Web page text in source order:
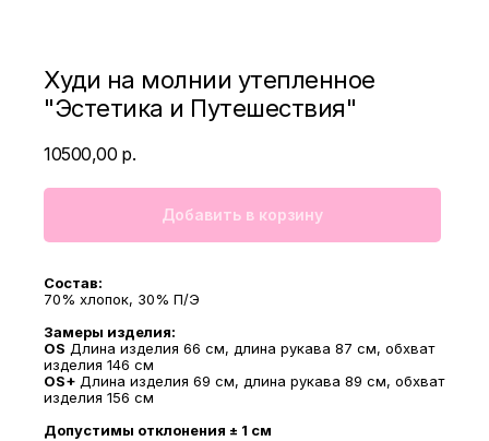
Худи на молнии утепленное
"Эстетика и Путешествия"
10500,00 р.
Добавить в корзину
Состав:
70% хлопок, 30% П/Э
Замеры изделия:
OS Длина изделия 66 см, длина рукава 87 см, обхват
изделия 146 см
OS+ Длина изделия 69 см, длина рукава 89 см, обхват
изделия 156 см
Допустимы отклонения ± 1 см